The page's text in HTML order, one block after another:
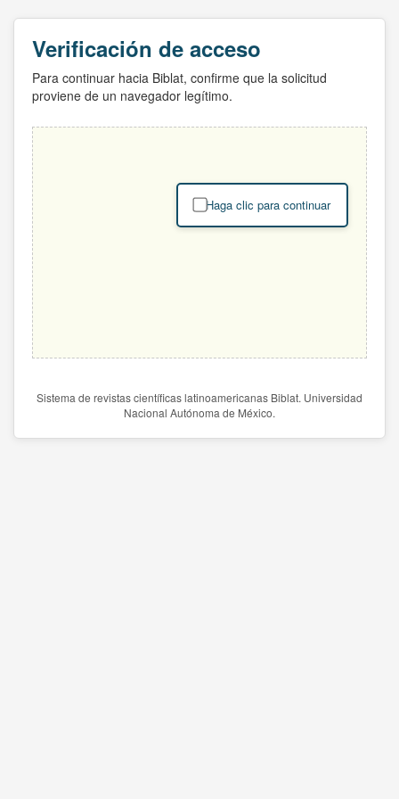
Verificación de acceso
Para continuar hacia Biblat, confirme que la solicitud
proviene de un navegador legítimo.
Haga clic para continuar
Sistema de revistas científicas latinoamericanas Biblat. Universidad
Nacional Autónoma de México.